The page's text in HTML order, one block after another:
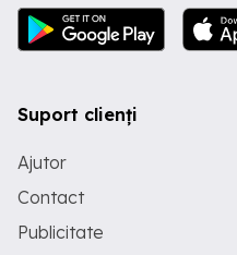
Suport clienți
Ajutor
Contact
Publicitate